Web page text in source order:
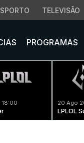
TELEVISÃO
PROGRAMAS
18:00 20 Ago
LPLOL